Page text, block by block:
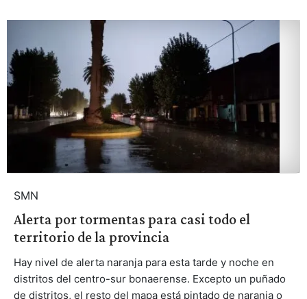
SMN
Alerta por tormentas para casi todo el
territorio de la provincia
Hay nivel de alerta naranja para esta tarde y noche en
distritos del centro-sur bonaerense. Excepto un puñado
de distritos, el resto del mapa está pintado de naranja o